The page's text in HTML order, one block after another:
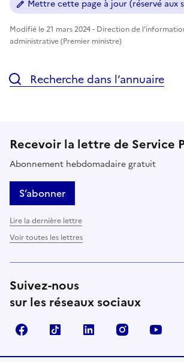
Mettre cette page à jour (réservé aux
Modifié le 21 mars 2024 - Direction de
administrative (Premier ministre)
Recherche dans l’annuaire
Recevoir la lettre de Service
Abonnement hebdomadaire gratuit
S’abonner
Lire la dernière lettre
Voir toutes les lettres
Suivez-nous
sur les réseaux sociaux
FacebookTikTok LinkedIn Instagram